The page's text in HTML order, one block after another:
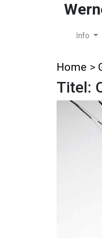
Info
Home >
Titel: